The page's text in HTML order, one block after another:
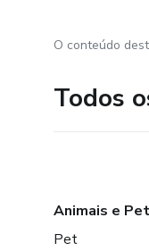
O conteúdo
Todos
Animais e
Pet